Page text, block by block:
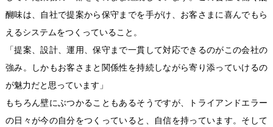
醐味は、自社で提案から保守までを手がけ、お客さまに喜んでもら
えるシステムをつくっていること。
「提案、設計、運用、保守まで一貫して対応できるのがこの会社の
強み。しかもお客さまと関係性を持続しながら寄り添っていけるの
が魅力だと思っています」
もちろん壁にぶつかることもあるそうですが、トライアンドエラー
の日々が今の自分をつくっていると、自信を持っています。そして